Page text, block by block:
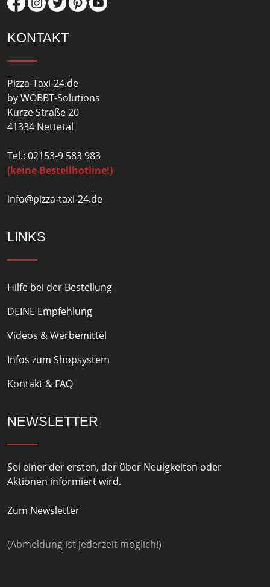
KONTAKT
Pizza-Taxi-24.de
by WOBBT-Solutions
Kurze Straße 20
41334 Nettetal
Tel.: 02153-9 583 983
(keine Bestellhotline!)
info@pizza-taxi-24.de
LINKS
Hilfe bei der Bestellung
DEINE Empfehlung
Videos & Werbemittel
Infos zum Shopsystem
Kontakt & FAQ
NEWSLETTER
Sei einer der ersten, der über Neuigkeiten oder
Aktionen informiert wird.
Zum Newsletter
(Abmeldung ist jederzeit möglich!)